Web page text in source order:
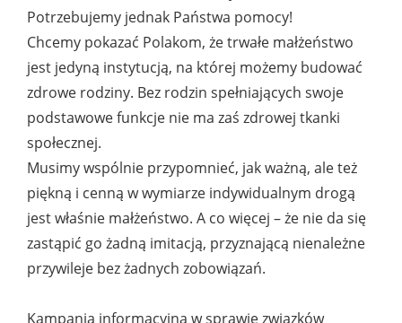
Potrzebujemy jednak Państwa pomocy!
Chcemy pokazać Polakom, że trwałe małżeństwo
jest jedyną instytucją, na której możemy budować
zdrowe rodziny. Bez rodzin spełniających swoje
podstawowe funkcje nie ma zaś zdrowej tkanki
społecznej.
Musimy wspólnie przypomnieć, jak ważną, ale też
piękną i cenną w wymiarze indywidualnym drogą
jest właśnie małżeństwo. A co więcej – że nie da się
zastąpić go żadną imitacją, przyznającą nienależne
przywileje bez żadnych zobowiązań.
Kampania informacyjna w sprawie związków